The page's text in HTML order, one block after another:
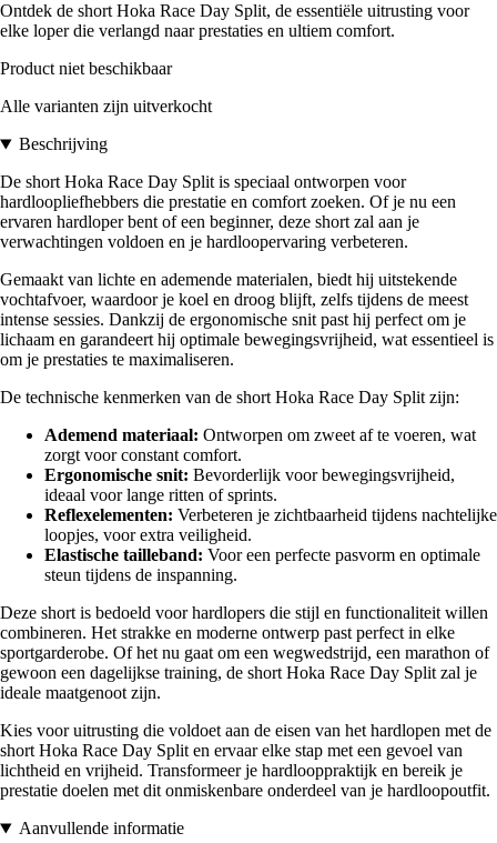
Ontdek de short Hoka Race Day Split, de essentiële uitrusting voor
elke loper die verlangd naar prestaties en ultiem comfort.
Product niet beschikbaar
Alle varianten zijn uitverkocht
Beschrijving
De short Hoka Race Day Split is speciaal ontworpen voor
hardloopliefhebbers die prestatie en comfort zoeken. Of je nu een
ervaren hardloper bent of een beginner, deze short zal aan je
verwachtingen voldoen en je hardloopervaring verbeteren.
Gemaakt van lichte en ademende materialen, biedt hij uitstekende
vochtafvoer, waardoor je koel en droog blijft, zelfs tijdens de meest
intense sessies. Dankzij de ergonomische snit past hij perfect om je
lichaam en garandeert hij optimale bewegingsvrijheid, wat essentieel is
om je prestaties te maximaliseren.
De technische kenmerken van de short Hoka Race Day Split zijn:
Ademend materiaal: Ontworpen om zweet af te voeren, wat
zorgt voor constant comfort.
Ergonomische snit: Bevorderlijk voor bewegingsvrijheid,
ideaal voor lange ritten of sprints.
Reflexelementen: Verbeteren je zichtbaarheid tijdens nachtelijke
loopjes, voor extra veiligheid.
Elastische tailleband: Voor een perfecte pasvorm en optimale
steun tijdens de inspanning.
Deze short is bedoeld voor hardlopers die stijl en functionaliteit willen
combineren. Het strakke en moderne ontwerp past perfect in elke
sportgarderobe. Of het nu gaat om een wegwedstrijd, een marathon of
gewoon een dagelijkse training, de short Hoka Race Day Split zal je
ideale maatgenoot zijn.
Kies voor uitrusting die voldoet aan de eisen van het hardlopen met de
short Hoka Race Day Split en ervaar elke stap met een gevoel van
lichtheid en vrijheid. Transformeer je hardlooppraktijk en bereik je
prestatie doelen met dit onmiskenbare onderdeel van je hardloopoutfit.
Aanvullende informatie